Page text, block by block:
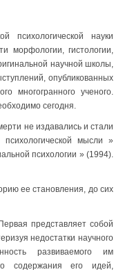
психологической науки
морфологии, гистологии,
научной школы,
опубликованных
многогранного ученого.
сегодня.
не издавались и стали
мысли »
психологии » (1994).
ее становления, до сих
представляет собой
недостатки научного
развиваемого им
содержания его идей,